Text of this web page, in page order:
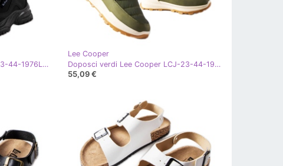
Stivali neri Lee Cooper LCJ-23-44-1976L nero
Lee Cooper
Doposci verdi Lee Cooper LCJ-23-44-1988L verde
55,09 €